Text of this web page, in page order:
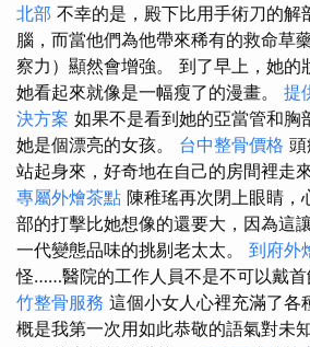
北部 不幸的是，殿下比用手術刀的解
腦，而當他們為他帶來稀有的救命草
察力）顯然會增強。 到了早上，她的
她看起來就像是一幅瘦了的漫畫。 提
決方案 如果不是看到她的亞當管和胸
她是個漂亮的女孩。 台中整骨價格
站起身來，好奇地在自己的房間裡走
專屬外燴茶點 陳稚瑤再次閉上眼睛，
部的打擊比她想像的還要大，因為這
一代變態品味的挑剔老太太。 到府外
怪……醫院的工作人員不是不可以戴首
竹整骨服務 這個小女人心裡充滿了各
概是我第一次用如此恭敬的語氣對未